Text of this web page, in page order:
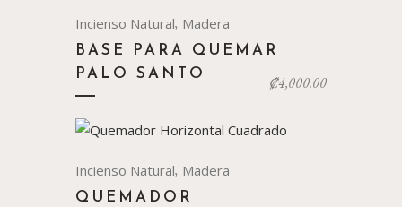
Incienso Natural, Madera
BASE PARA QUEMAR
PALO SANTO
₡4,000.00
Incienso Natural, Madera
QUEMADOR